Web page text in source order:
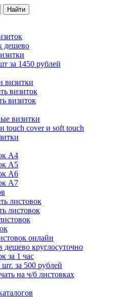
дешево
за 1450 рублей
визитки
визиток
визиток
визитки
touch cover и soft touch
А4
А5
А6
А7
листовок
листовок
онлайн
дешево круглосуточно
за 1 час
за 500 рублей
на ч/б листовках